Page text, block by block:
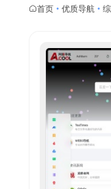
首页 • 优质导航 •